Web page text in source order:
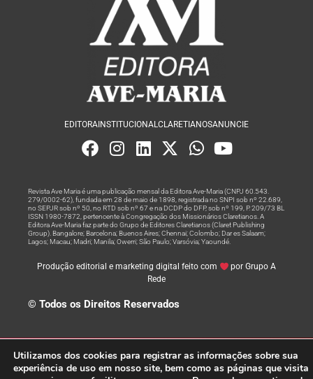
EDITORA INSTITUCIONALCLARETIANOSANUNCIE
Revista Ave Maria é uma publicação mensal da Editora Ave-Maria (CNPJ 60.543.
279/0002-62), fundada em 28 de maio de 1898, registrada no SNPI sob nº 22.689,
no SEPJR sob nº 50, no RTD sob nº 67 e na DCDP do DFP, sob nº 199, P. 209/73 BL
ISSN 1980-7872, pertencente à Congregação dos Missionários Claretianos. A
Editora Ave-Maria faz parte do Grupo de Editores Claretianos (Claret Publishing
Group). Bangalore; Barcelona; Buenos Aires; Chennai; Colombo; Dar es Salaam;
Lagos; Macau; Madri; Manila; Owerri; São Paulo; Varsóvia; Yaoundé.
Produção editorial e marketing digital feito com
por Grupo A
Rede
© Todos os Direitos Reservados
Utilizamos dos cookies para registrar as informações sobre sua
experiência de uso em nosso site, bem como as páginas que visita